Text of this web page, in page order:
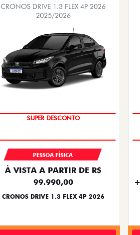
CRONOS DRIVE 1.3 FLEX 4P 2026
2025/2026
PESSOA FÍSICA
À VISTA A PARTIR DE R$
99.990,00
CRONOS DRIVE 1.3 FLEX 4P 2026